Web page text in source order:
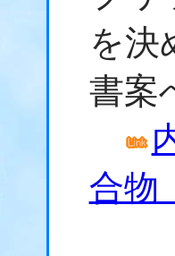
を
書案
合物